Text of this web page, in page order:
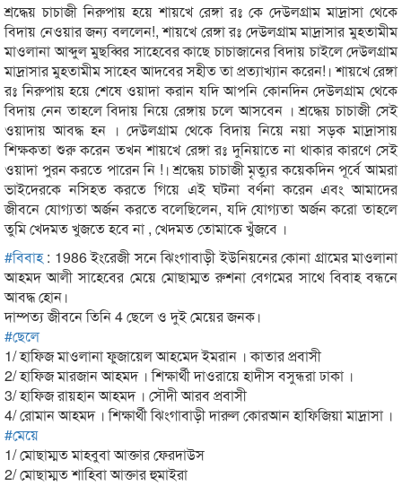
শ্রদ্ধেয় চাচাজী নিরুপায় হয়ে শায়খে রেঙ্গা রঃ কে দেউলগ্রাম মাদ্রাসা থেকে
বিদায় নেওয়ার জন্য বললেন!, শায়খে রেঙ্গা রঃ দেউলগ্রাম মাদ্রাসার মুহতামীম
মাওলানা আব্দুল মুছব্বির সাহেবের কাছে চাচাজানের বিদায় চাইলে দেউলগ্রাম
মাদ্রাসার মুহতামীম সাহেব আদবের সহীত তা প্রত্যাখ্যান করেন!। শায়খে রেঙ্গা
রঃ নিরুপায় হয়ে শেষে ওয়াদা করান যদি আপনি কোনদিন দেউলগ্রাম থেকে
বিদায় নেন তাহলে বিদায় নিয়ে রেঙ্গায় চলে আসবেন । শ্রদ্ধেয় চাচাজী সেই
ওয়াদায় আবদ্ধ হন । দেউলগ্রাম থেকে বিদায় নিয়ে নয়া সড়ক মাদ্রাসায়
শিক্ষকতা শুরু করেন তখন শায়খে রেঙ্গা রঃ দুনিয়াতে না থাকার কারণে সেই
ওয়াদা পুরন করতে পারেন নি !। শ্রদ্ধেয় চাচাজী মৃত্যুর কয়েকদিন পূর্বে আমরা
ভাইদেরকে নসিহত করতে গিয়ে এই ঘটনা বর্ণনা করেন এবং আমাদের
জীবনে যোগ্যতা অর্জন করতে বলেছিলেন, যদি যোগ্যতা অর্জন করো তাহলে
তুমি খেদমত খুজতে হবে না , খেদমত তোমাকে খুঁজবে ।
#বিবাহ: 1986 ইংরেজী সনে ঝিংগাবাড়ী ইউনিয়নের কোনা গ্রামের মাওলানা
আহমদ আলী সাহেবের মেয়ে মোছাম্মত রুশনা বেগমের সাথে বিবাহ বন্ধনে
আবদ্ধ হোন।
দাম্পত্য জীবনে তিনি 4 ছেলে ও দুই মেয়ের জনক।
#ছেলে
1/ হাফিজ মাওলানা ফুজায়েল আহমেদ ইমরান । কাতার প্রবাসী
2/ হাফিজ মারজান আহমদ । শিক্ষার্থী দাওরায়ে হাদীস বসুন্ধরা ঢাকা ।
3/ হাফিজ রায়হান আহমদ । সৌদী আরব প্রবাসী
4/ রোমান আহমদ । শিক্ষার্থী ঝিংগাবাড়ী দারুল কোরআন হাফিজিয়া মাদ্রাসা ।
#মেয়ে
1/ মোছাম্মত মাহবুবা আক্তার ফেরদাউস
2/ মোছাম্মত শাহিবা আক্তার হুমাইরা